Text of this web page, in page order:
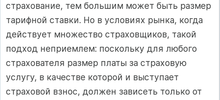
страхование, тем большим может быть размер
тарифной ставки. Но в условиях рынка, когда
действует множество страховщиков, такой
подход неприемлем: поскольку для любого
страхователя размер платы за страховую
услугу, в качестве которой и выступает
страховой взнос, должен зависеть только от